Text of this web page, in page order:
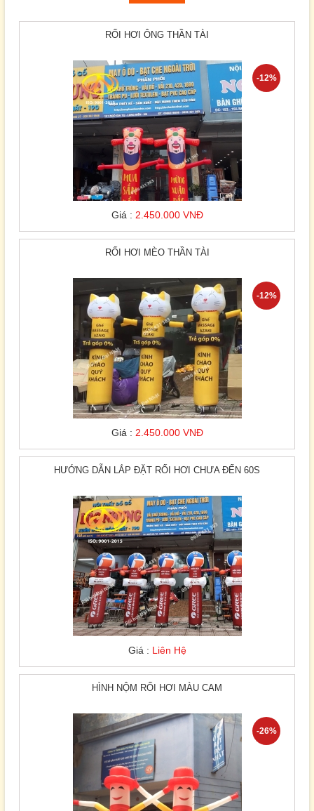
RỐI HƠI ÔNG THẦN TÀI
-12%
Giá : 2.450.000 VNĐ
RỐI HƠI MÈO THẦN TÀI
-12%
Giá : 2.450.000 VNĐ
HƯỚNG DẪN LẮP ĐẶT RỐI HƠI CHƯA ĐẾN 60S
Giá : Liên Hệ
HÌNH NỘM RỐI HƠI MÀU CAM
-26%